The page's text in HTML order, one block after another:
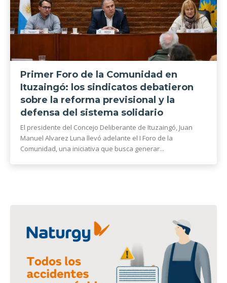
Primer Foro de la Comunidad en
Ituzaingó: los sindicatos debatieron
sobre la reforma previsional y la
defensa del sistema solidario
El presidente del Concejo Deliberante de Ituzaingó, Juan
Manuel Alvarez Luna llevó adelante el I Foro de la
Comunidad, una iniciativa que busca generar...